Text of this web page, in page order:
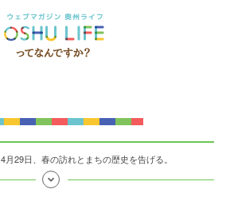
4月29日、春の訪れとまちの歴史を告げる。